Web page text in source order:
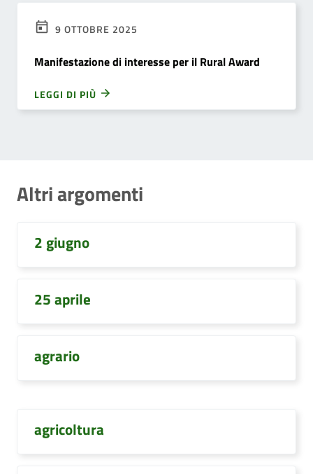
9 OTTOBRE 2025
Manifestazione di interesse per il Rural Award
LEGGI DI PIÙ
Altri argomenti
2 giugno
25 aprile
agrario
agricoltura